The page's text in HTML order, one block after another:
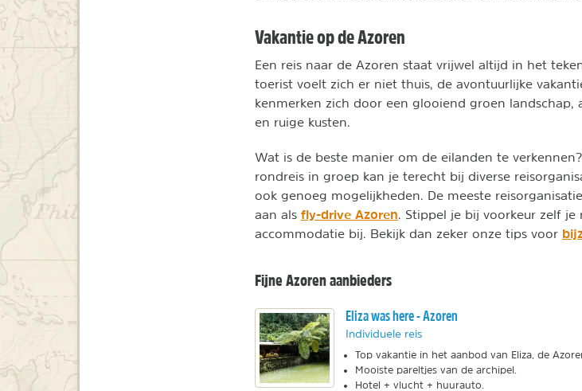
Vakantie op de Azoren
Een reis naar de Azoren staat vrijwel altijd in het
toerist voelt zich er niet thuis, de avontuurlijke
kenmerken zich door een glooiend groen
en ruige kusten.
Wat is de beste manier om de eilanden te
rondreis in groep kan je terecht bij diverse
ook genoeg mogelijkheden. De meeste
aan als fly-drive Azoren . Stippel je bij voorkeur zelf
accommodatie bij. Bekijk dan zeker onze tips voor
Fijne Azoren aanbieders
Eliza was here - Azoren
Individuele reis
Top vakantie in het aanbod van Eliza, de
Mooiste pareltjes van de archipel.
Hotel + vlucht + huurauto.